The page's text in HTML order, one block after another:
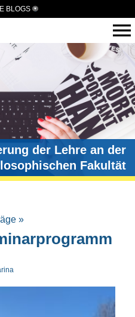
BLOGS
der Lehre an der
Fakultät
»